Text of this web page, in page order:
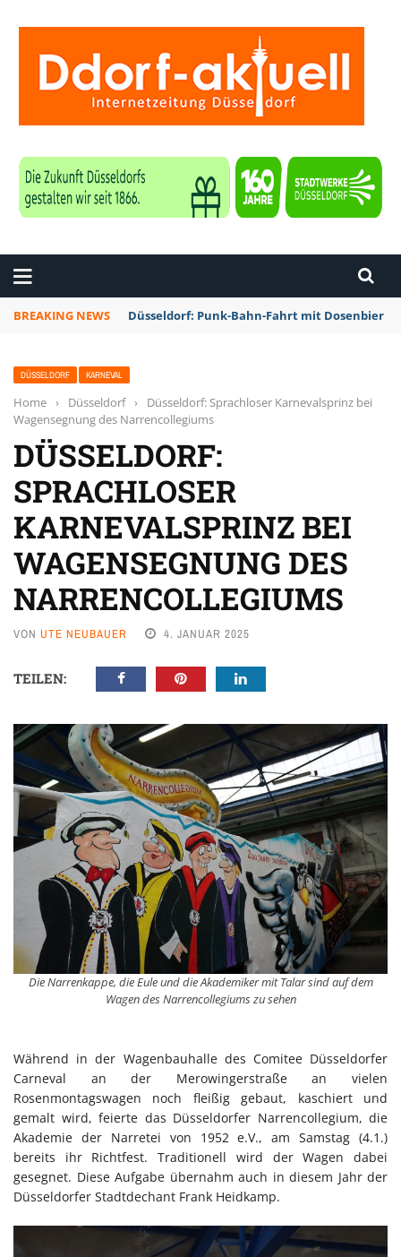
BREAKING NEWS Düsseldorf: Punk-Bahn-Fahrt mit Dosenbier
DÜSSELDORF KARNEVAL
Home › Düsseldorf ›
Düsseldorf: Sprachloser Karnevalsprinz bei
Wagensegnung des Narrencollegiums
DÜSSELDORF:
SPRACHLOSER
KARNEVALSPRINZ BEI
WAGENSEGNUNG DES
NARRENCOLLEGIUMS
VON UTE NEUBAUER 4. JANUAR 2025
TEILEN:
Die Narrenkappe, die Eule und die Akademiker mit Talar sind auf dem
Wagen des Narrencollegiums zu sehen
Während in der Wagenbauhalle des Comitee Düsseldorfer
Carneval an der Merowingerstraße an vielen
Rosenmontagswagen noch fleißig gebaut, kaschiert und
gemalt wird, feierte das Düsseldorfer Narrencollegium, die
Akademie der Narretei von 1952 e.V., am Samstag (4.1.)
bereits ihr Richtfest. Traditionell wird der Wagen dabei
gesegnet. Diese Aufgabe übernahm auch in diesem Jahr der
Düsseldorfer Stadtdechant Frank Heidkamp.